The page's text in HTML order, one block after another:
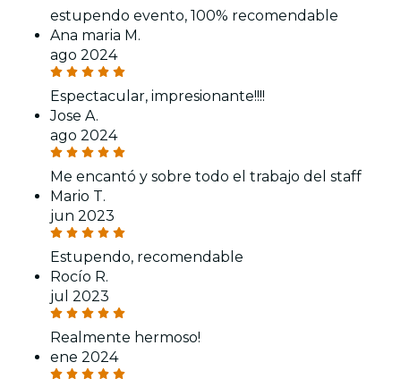
estupendo evento, 100% recomendable
Ana maria M.
ago 2024
Espectacular, impresionante!!!!
Jose A.
ago 2024
Me encantó y sobre todo el trabajo del staff
Mario T.
jun 2023
Estupendo, recomendable
Rocío R.
jul 2023
Realmente hermoso!
ene 2024